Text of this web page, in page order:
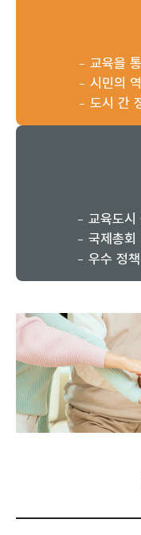
교육을
시민의
도시 간
교육도
국제총회
우수 정